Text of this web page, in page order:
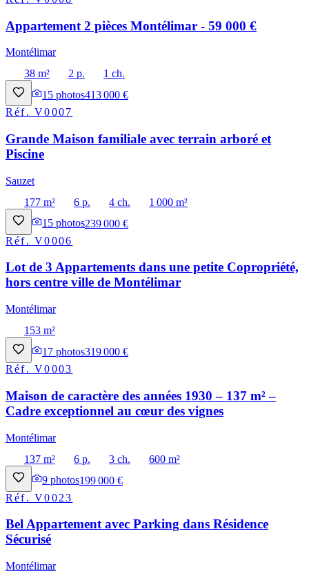
Appartement 2 pièces Montélimar - 59 000 €
Montélimar
38 m²
2 p.
1 ch.
15 photos413 000 €
Réf.V0007
Grande Maison familiale avec terrain arboré et
Piscine
Sauzet
177 m²
6 p. 4 ch.
1 000 m²
15 photos239 000 €
Réf.V0006
Lot de 3 Appartements dans une petite Copropriété,
hors centre ville de Montélimar
Montélimar
153 m²
17 photos319 000 €
Réf.V0003
Maison de caractère des années 1930 – 137 m² –
Cadre exceptionnel au cœur des vignes
Montélimar
137 m²
6 p. 3 ch.
600 m²
9 photos199 000 €
Réf.V0023
Bel Appartement avec Parking dans Résidence
Sécurisé
Montélimar